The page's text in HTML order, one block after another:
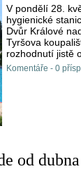
V pondělí 28.
hygienické
Dvůr Králové
Tyršova
rozhodnutí jistě
Komentáře - 0
od